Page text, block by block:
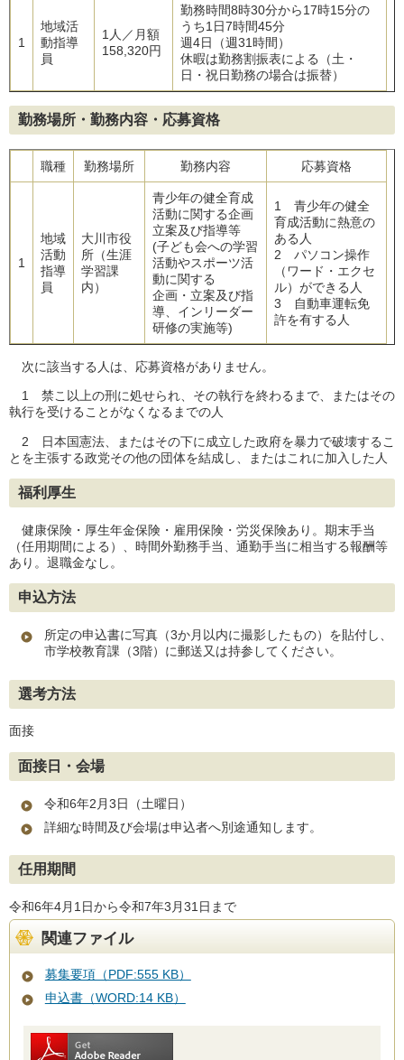
1
地域活
動指導
員
1人／月額
158,320円
勤務時間8時30分から17時15分の
うち1日7時間45分
週4日（週31時間）
休暇は勤務割振表による（土・
日・祝日勤務の場合は振替）
勤務場所・勤務内容・応募資格
職種 勤務場所 勤務内容 応募資格
1
地域
活動
指導
員
大川市役
所（生涯
学習課
内）
青少年の健全育成
活動に関する企画
立案及び指導等
(子ども会への学習
活動やスポーツ活
動に関する
企画・立案及び指
導、インリーダー
研修の実施等)
1 青少年の健全
育成活動に熱意の
ある人
2 パソコン操作
（ワード・エクセ
ル）ができる人
3 自動車運転免
許を有する人
次に該当する人は、応募資格がありません。
1 禁こ以上の刑に処せられ、その執行を終わるまで、またはその
執行を受けることがなくなるまでの人
2 日本国憲法、またはその下に成立した政府を暴力で破壊するこ
とを主張する政党その他の団体を結成し、またはこれに加入した人
福利厚生
健康保険・厚生年金保険・雇用保険・労災保険あり。期末手当
（任用期間による）、時間外勤務手当、通勤手当に相当する報酬等
あり。退職金なし。
申込方法
所定の申込書に写真（3か月以内に撮影したもの）を貼付し、
市学校教育課（3階）に郵送又は持参してください。
選考方法
面接
面接日・会場
令和6年2月3日（土曜日）
詳細な時間及び会場は申込者へ別途通知します。
任用期間
令和6年4月1日から令和7年3月31日まで
関連ファイル
募集要項（PDF:555 KB）
申込書（WORD:14 KB）